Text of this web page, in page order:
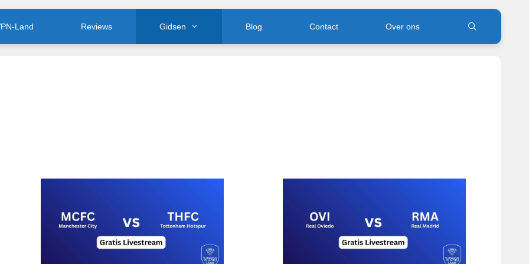
Land Reviews Gidsen Blog Contact Over ons